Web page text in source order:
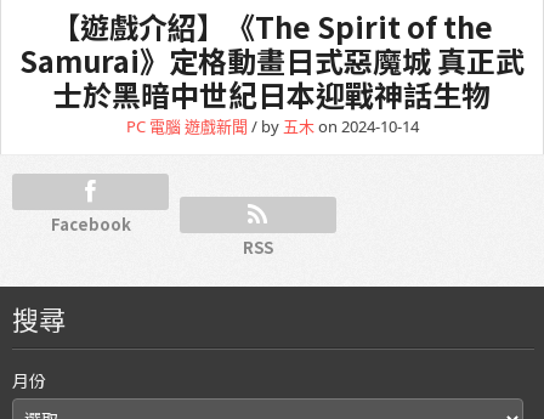
【遊戲介紹】《The Spirit of the
Samurai》定格動畫日式惡魔城 真正武
士於黑暗中世紀日本迎戰神話生物
PC 電腦遊戲新聞 / by 五木on 2024-10-14
Facebook
RSS
搜尋
月份